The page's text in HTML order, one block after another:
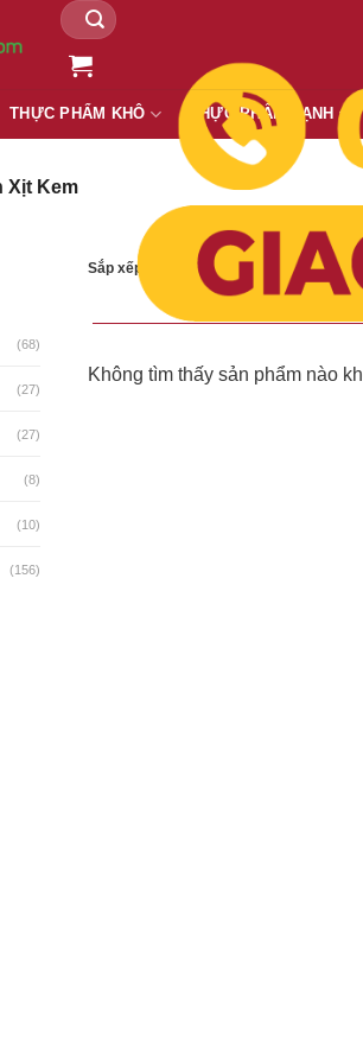
Tìm
kiếm:
THỰC PHẨM KHÔ THỰC PHẨM LẠNH
Xịt Kem
(68)
(27)
(27)
(8)
(10)
(156)
Sắp xếp theo: Giá giảm dần
Không tìm thấy sản phẩm nào